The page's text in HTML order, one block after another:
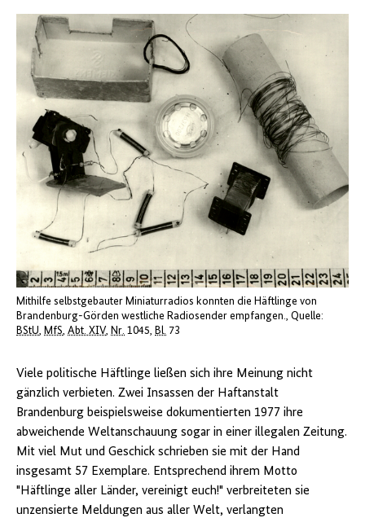
Mithilfe selbstgebauter Miniaturradios konnten die Häftlinge von
Brandenburg-Görden westliche Radiosender empfangen.
Quelle:
BStU
MfS Abt. XIV, Nr. 1045, Bl. 73
Viele politische Häftlinge ließen sich ihre Meinung nicht
gänzlich verbieten. Zwei Insassen der Haftanstalt
Brandenburg beispielsweise dokumentierten 1977 ihre
abweichende Weltanschauung sogar in einer illegalen Zeitung.
Mit viel Mut und Geschick schrieben sie mit der Hand
insgesamt 57 Exemplare. Entsprechend ihrem Motto
"Häftlinge aller Länder, vereinigt euch!" verbreiteten sie
unzensierte Meldungen aus aller Welt, verlangten